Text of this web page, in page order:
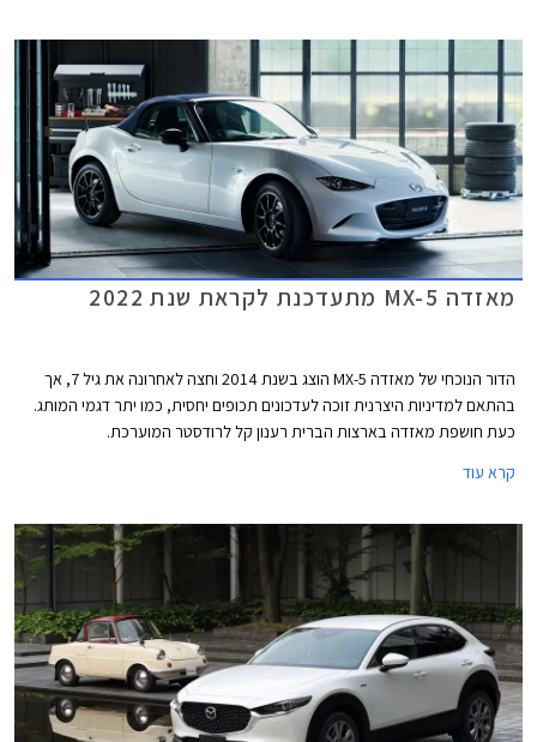
עבורכם את הדגמים שקיבלו את הציון הגבוה ביותר ונמכרים גם בישראל.
מאזדה MX-5 מתעדכנת לקראת שנת 2022
הדור הנוכחי של מאזדה MX-5 הוצג בשנת 2014 וחצה לאחרונה את גיל 7, אך
בהתאם למדיניות היצרנית זוכה לעדכונים תכופים יחסית, כמו יתר דגמי המותג.
כעת חושפת מאזדה בארצות הברית רענון קל לרודסטר המוערכת.
קרא עוד